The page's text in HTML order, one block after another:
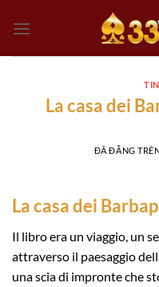
đến
La casa dei
ĐÃ ĐĂNG
La casa dei
Il libro era un viaggio, un
attraverso il paesaggio
una scia di impronte che